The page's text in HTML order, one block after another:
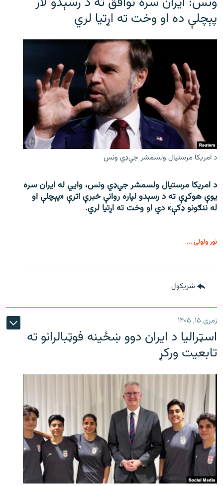
پېچلې ده او وخت ته اړتیا لري
د امریکا مرستیال ولسمشر جي‌ډي ونس
د امریکا مرستیال ولسمشر جي‌ډي ونس، وايي له ایران سره
یوې هوکړې ته د رسېدو لپاره روانې خبرې اترې «پېچلې او
له ننګونو ډکې» دي او وخت ته اړتیا لري.
نور ولولئ ...
شريکول
زمری ۱۵, ۱۴۰۵
اسټرالیا د ایران دوو ښځینه فوټبالرانو ته
تابعیت ورکړ